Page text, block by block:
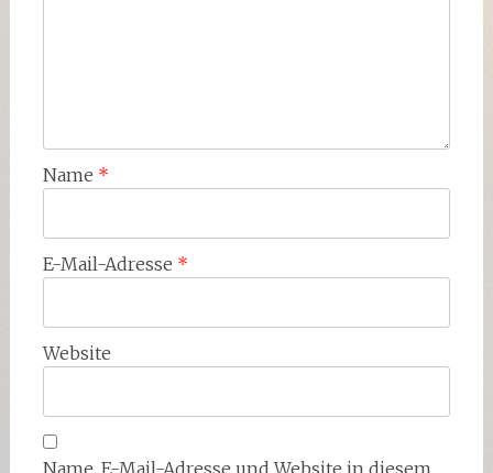
Name *
E-Mail-Adresse *
Website